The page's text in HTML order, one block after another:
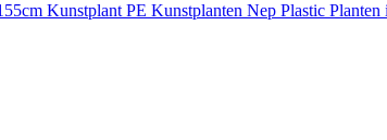
Kunstplant PE Kunstplanten Nep Plastic